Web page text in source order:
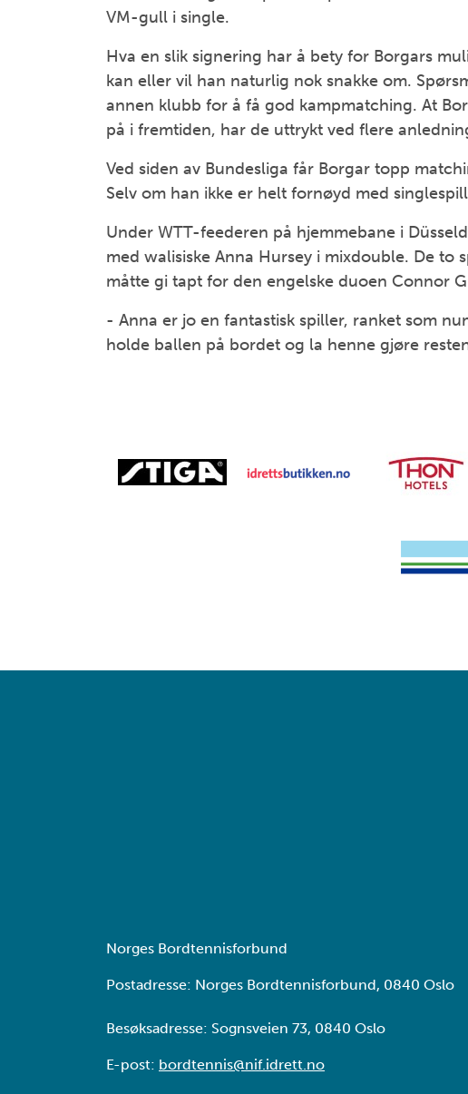
VM-gull i single.
Hva en slik signering har å bety for Borgars
kan eller vil han naturlig nok snakke om.
annen klubb for å få god kampmatching. At
på i fremtiden, har de uttrykt ved flere
Ved siden av Bundesliga får Borgar topp
Selv om han ikke er helt fornøyd med
Under WTT-feederen på hjemmebane i
med walisiske Anna Hursey i mixdouble. De
måtte gi tapt for den engelske duoen Connor
- Anna er jo en fantastisk spiller, ranket som
holde ballen på bordet og la henne gjøre
Norges Bordtennisforbund
Postadresse: Norges Bordtennisforbund, 0840 Oslo
Besøksadresse: Sognsveien 73, 0840 Oslo
E-post: bordtennis@nif.idrett.no